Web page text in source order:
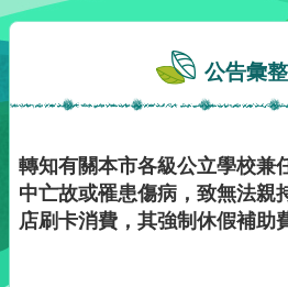
公告彙整
轉知有關本市各級公立學校兼
中亡故或罹患傷病，致無法親
店刷卡消費，其強制休假補助